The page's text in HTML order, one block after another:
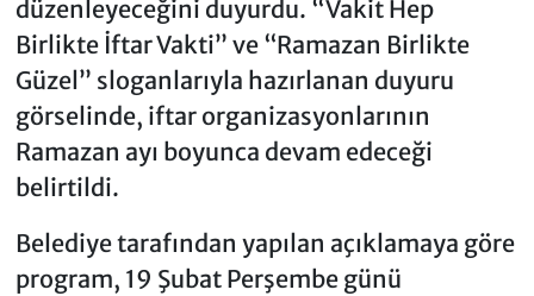
düzenleyeceğini duyurdu. “Vakit Hep
Birlikte İftar Vakti” ve “Ramazan Birlikte
Güzel” sloganlarıyla hazırlanan duyuru
görselinde, iftar organizasyonlarının
Ramazan ayı boyunca devam edeceği
belirtildi.
Belediye tarafından yapılan açıklamaya göre
program, 19 Şubat Perşembe günü